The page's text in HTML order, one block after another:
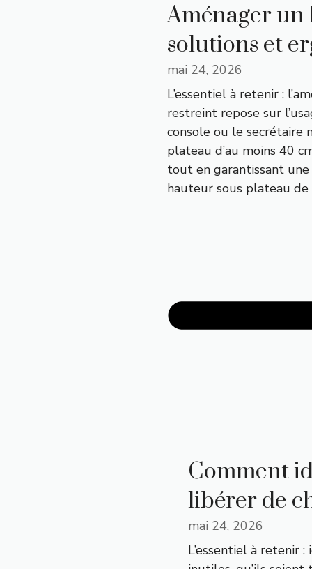
Aménager un
solutions et
mai 24, 2026
L’essentiel à retenir :
restreint repose sur
console ou le secrétaire
plateau d’au moins 40
tout en garantissant
hauteur sous plateau
Comment
libérer de
mai 24, 2026
L’essentiel à retenir